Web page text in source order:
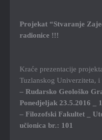
Projekat “Stvaranje
radionice !!!
Kraće prezentacije
Tuzlanskog Univerziteta, i
– Rudarsko Geološko
Ponedjeljak 23.5.2016 _
– Filozofski Fakultet _
učionica br.: 101